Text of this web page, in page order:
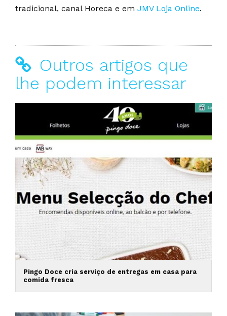
tradicional, canal Horeca e em JMV Loja Online.
Outros artigos que
lhe podem interessar
Pingo Doce cria serviço de entregas em casa para
comida fresca